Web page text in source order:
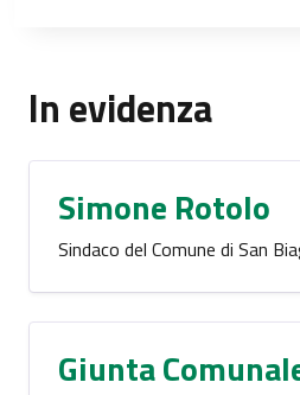
In evidenza
Simone Rotolo
Sindaco del Comune di San
Giunta